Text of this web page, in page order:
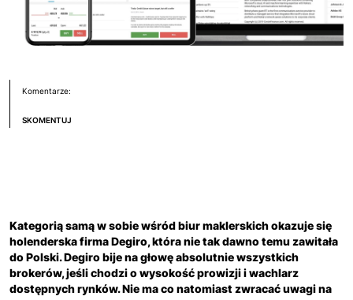
Komentarze:
SKOMENTUJ
Kategorią samą w sobie wśród biur maklerskich okazuje się
holenderska firma Degiro, która nie tak dawno temu zawitała
do Polski. Degiro bije na głowę absolutnie wszystkich
brokerów, jeśli chodzi o wysokość prowizji i wachlarz
dostępnych rynków. Nie ma co natomiast zwracać uwagi na